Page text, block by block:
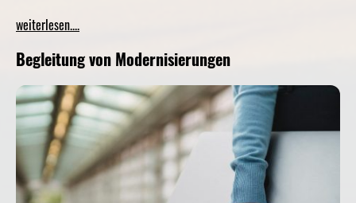
weiterlesen....
Begleitung von Modernisierungen